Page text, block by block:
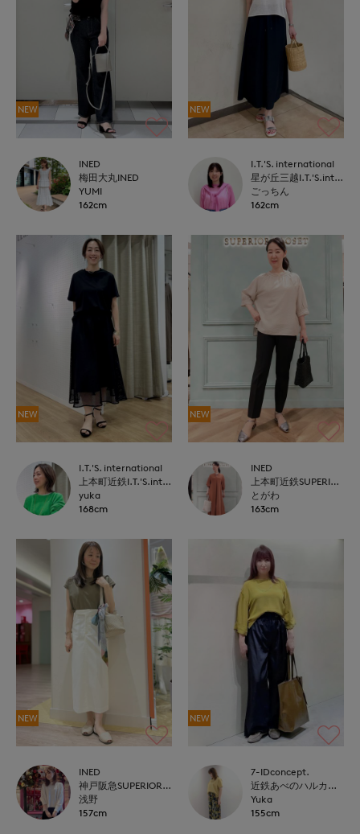
NEW
INED
梅田大丸INED
YUMI
162cm
NEW
I.T.'S. international
星が丘三越I.T.'S.international
ごっちん
162cm
NEW
I.T.'S. international
上本町近鉄I.T.'S.international
yuka
168cm
NEW
INED
上本町近鉄SUPERIORCLOSET
とがわ
163cm
NEW
INED
神戸阪急SUPERIORCLOSET
浅野
157cm
NEW
7-IDconcept.
近鉄あべのハルカス7-IDconcept.
Yuka
155cm